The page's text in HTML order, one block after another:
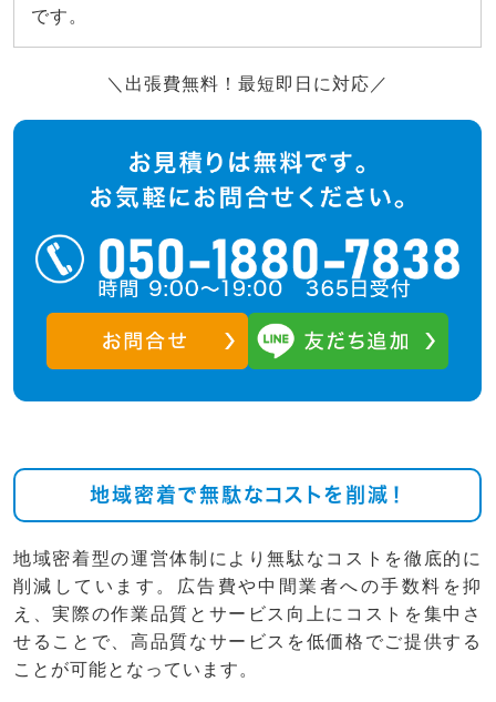
です。
＼出張費無料！最短即日に対応／
地域密着で無駄なコストを削減！
地域密着型の運営体制により無駄なコストを徹底的に
削減しています。広告費や中間業者への手数料を抑
え、実際の作業品質とサービス向上にコストを集中さ
せることで、高品質なサービスを低価格でご提供する
ことが可能となっています。